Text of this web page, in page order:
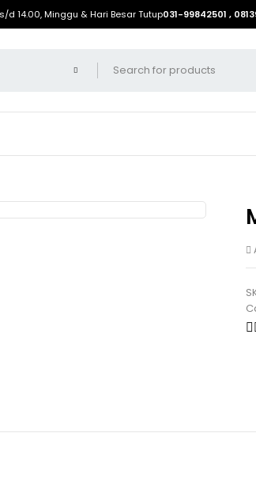
d 14.00, Minggu & Hari Besar Tutup031-99842501 ,